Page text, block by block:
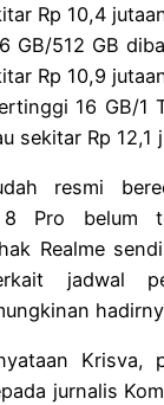
Rp 10,4
GB/512 GB
Rp 10,9
16 GB/1
sekitar Rp 12,1
resmi
8 Pro belum
Realme
jadwal
Krisva,
jurnalis